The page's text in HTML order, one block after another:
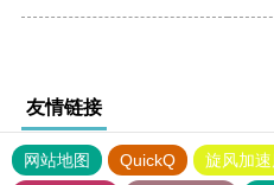
友情链接
网站地图 QuickQ 旋风加